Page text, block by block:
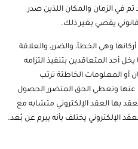
في الزمان والمكان اللذين صدر
يقضي بغير ذلك.
وهي الخطأ، والضرر، والعلاقة
أحد المتعاقدين بتنفيذ التزامه
أو المعلومات الخاطئة ترتب
عنها وتعطي الحق المتضرر الحصول
بها العقد الإلكتروني متشابه مع
الإلكتروني يختلف بأنه يبرم عن بُعد.